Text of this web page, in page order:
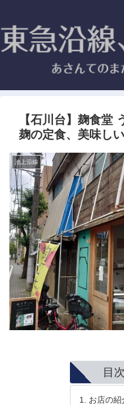
【石川台】麹食堂
麹の定食、美味し
池上沿線
目次
お店の紹